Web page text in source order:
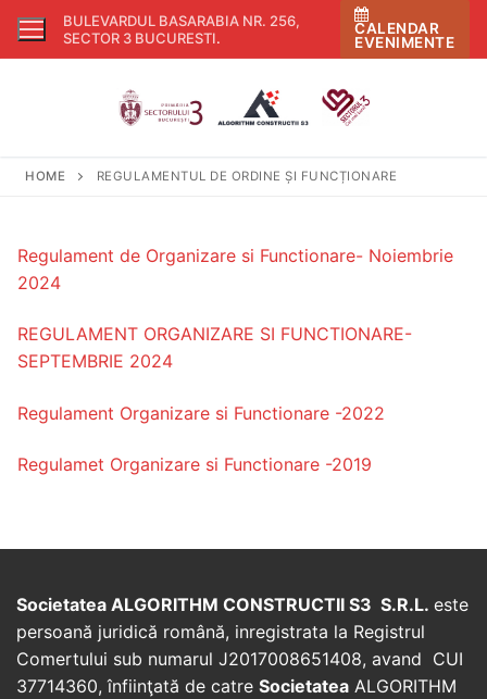
Skip
BULEVARDUL BASARABIA NR. 256,
SECTOR 3 BUCURESTI.
CALENDAR
EVENIMENTE
HOME REGULAMENTUL DE ORDINE ȘI FUNCȚIONARE
Regulament de Organizare si Functionare- Noiembrie
2024
REGULAMENT ORGANIZARE SI FUNCTIONARE-
SEPTEMBRIE 2024
Regulament Organizare si Functionare -2022
Regulamet Organizare si Functionare -2019
Societatea ALGORITHM CONSTRUCTII S3 S.R.L. este
persoană juridică română, inregistrata la Registrul
Comertului sub numarul J2017008651408, avand CUI
37714360, înfiinţată de catre Societatea ALGORITHM